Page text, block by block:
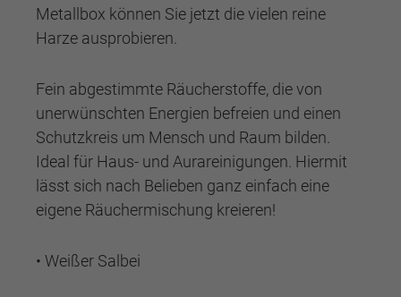
Metallbox können Sie jetzt die vielen reine
Harze ausprobieren.
Fein abgestimmte Räucherstoffe, die von
unerwünschten Energien befreien und einen
Schutzkreis um Mensch und Raum bilden.
Ideal für Haus- und Aurareinigungen. Hiermit
lässt sich nach Belieben ganz einfach eine
eigene Räuchermischung kreieren!
• Weißer Salbei